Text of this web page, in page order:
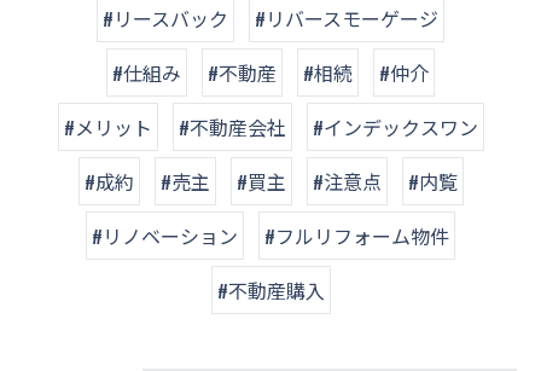
#リースバック
#リバースモーゲージ
#仕組み
#不動産 #相続
#仲介
#メリット
#不動産会社
#インデックスワン
#成約
#売主 #買主 #注意点
#内覧
#リノベーション
#フルリフォーム物件
#不動産購入